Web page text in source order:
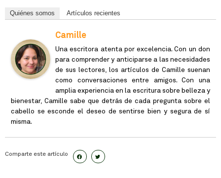
Quiénes somos Artículos recientes
Camille
Una escritora atenta por excelencia. Con un don
para comprender y anticiparse a las necesidades
de sus lectores, los artículos de Camille suenan
como conversaciones entre amigos. Con una
amplia experiencia en la escritura sobre belleza y
bienestar, Camille sabe que detrás de cada pregunta sobre el
cabello se esconde el deseo de sentirse bien y segura de sí
misma.
Comparte este artículo